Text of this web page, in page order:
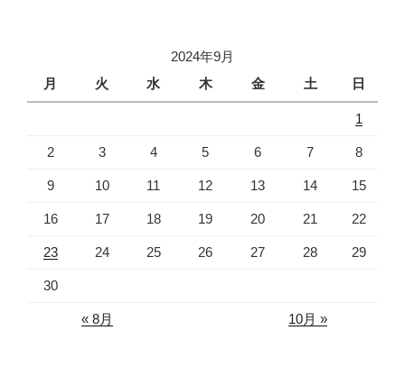
2024年9月
月
火 水 木 金 土 日
1
2 3 4 5 6 7 8
9 10 11 12 13 14 15
16 17 18 19 20 21 22
23 24 25 26 27 28 29
30
« 8月 10月 »